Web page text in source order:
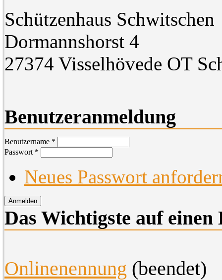
Schützenhaus Schwitschen
Dormannshorst 4
27374 Visselhövede OT
Benutzeranmeldung
Benutzername *
Passwort *
Neues Passwort
Das Wichtigste auf einen
Onlinenennung (beendet)